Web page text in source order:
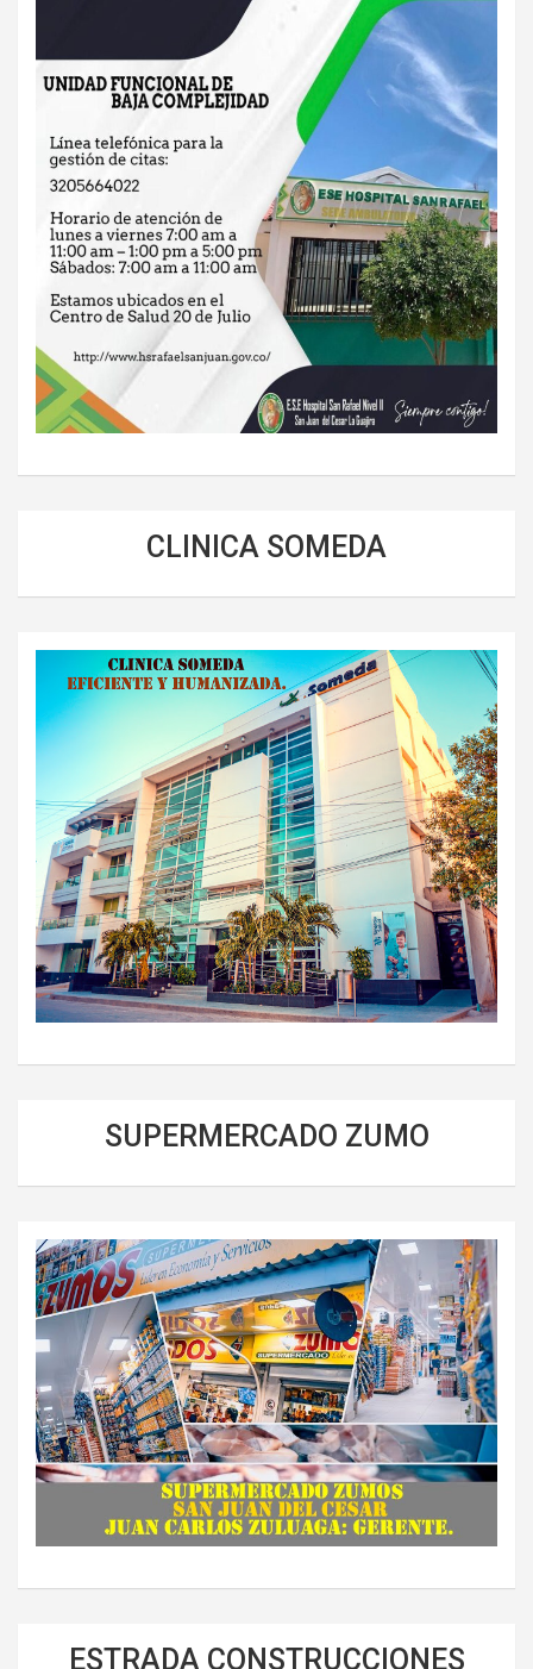
CLINICA SOMEDA
SUPERMERCADO ZUMO
ESTRADA CONSTRUCCIONES